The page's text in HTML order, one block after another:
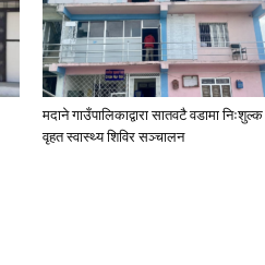
मदाने गाउँपालिकाद्वारा सातवटै वडामा निःशुल्क
वृहत स्वास्थ्य शिविर सञ्चालन